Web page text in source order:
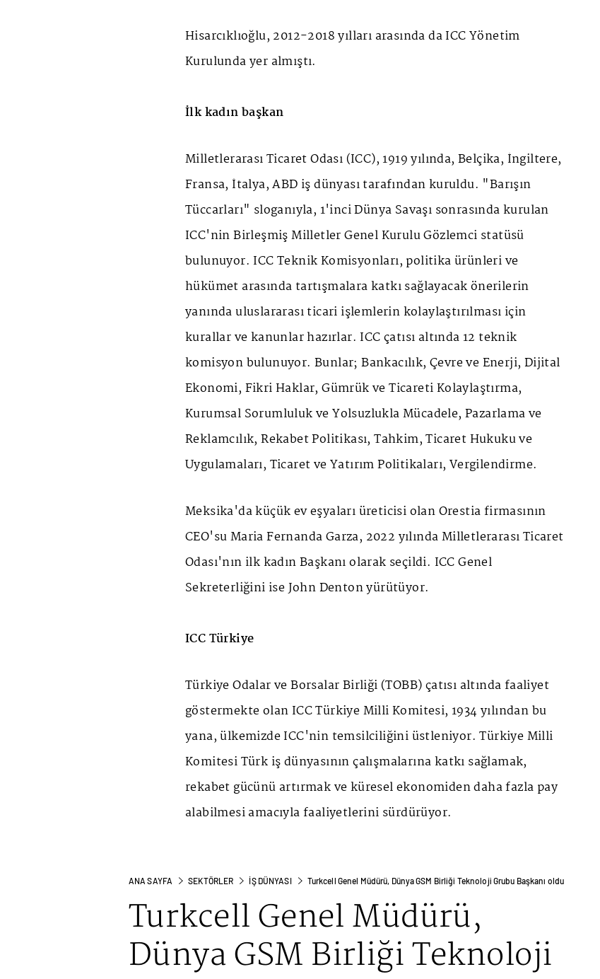
Hisarcıklıoğlu, 2012-2018 yılları arasında da ICC Yönetim
Kurulunda yer almıştı.
İlk kadın başkan
Milletlerarası Ticaret Odası (ICC), 1919 yılında, Belçika, İngiltere,
Fransa, İtalya, ABD iş dünyası tarafından kuruldu. "Barışın
Tüccarları" sloganıyla, 1'inci Dünya Savaşı sonrasında kurulan
ICC'nin Birleşmiş Milletler Genel Kurulu Gözlemci statüsü
bulunuyor. ICC Teknik Komisyonları, politika ürünleri ve
hükümet arasında tartışmalara katkı sağlayacak önerilerin
yanında uluslararası ticari işlemlerin kolaylaştırılması için
kurallar ve kanunlar hazırlar. ICC çatısı altında 12 teknik
komisyon bulunuyor. Bunlar; Bankacılık, Çevre ve Enerji, Dijital
Ekonomi, Fikri Haklar, Gümrük ve Ticareti Kolaylaştırma,
Kurumsal Sorumluluk ve Yolsuzlukla Mücadele, Pazarlama ve
Reklamcılık, Rekabet Politikası, Tahkim, Ticaret Hukuku ve
Uygulamaları, Ticaret ve Yatırım Politikaları, Vergilendirme.
Meksika'da küçük ev eşyaları üreticisi olan Orestia firmasının
CEO'su Maria Fernanda Garza, 2022 yılında Milletlerarası Ticaret
Odası'nın ilk kadın Başkanı olarak seçildi. ICC Genel
Sekreterliğini ise John Denton yürütüyor.
ICC Türkiye
Türkiye Odalar ve Borsalar Birliği (TOBB) çatısı altında faaliyet
göstermekte olan ICC Türkiye Milli Komitesi, 1934 yılından bu
yana, ülkemizde ICC'nin temsilciliğini üstleniyor. Türkiye Milli
Komitesi Türk iş dünyasının çalışmalarına katkı sağlamak,
rekabet gücünü artırmak ve küresel ekonomiden daha fazla pay
alabilmesi amacıyla faaliyetlerini sürdürüyor.
ANA SAYFA SEKTÖRLER İŞ DÜNYASI Turkcell Genel Müdürü, Dünya GSM Birliği Teknoloji Grubu Başkanı oldu
Turkcell Genel Müdürü,
Dünya GSM Birliği Teknoloji